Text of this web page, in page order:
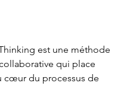
est une méthode
qui place
cœur du processus de